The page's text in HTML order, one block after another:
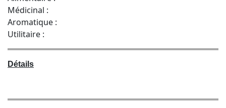
Médicinal :
Aromatique :
Utilitaire :
Détails